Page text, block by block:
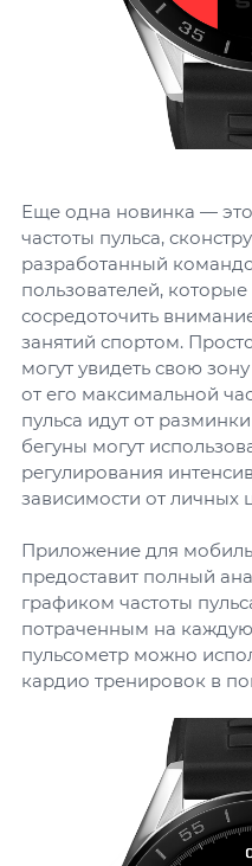
Еще одна новинка —
частоты пульса,
разработанный
пользователей,
сосредоточить
занятий спортом.
могут увидеть свою
от его максимальной
пульса идут от
бегуны могут
регулирования
зависимости от личных
Приложение для
предоставит полный
графиком частоты
потраченным на
пульсометр можно
кардио тренировок в